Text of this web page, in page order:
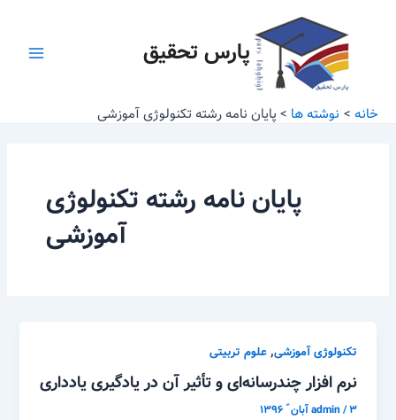
پارس تحقیق
خانه نوشته ها پایان نامه رشته تکنولوژی آموزشی
پایان نامه رشته تکنولوژی
آموزشی
تکنولوژی آموزشی,علوم تربیتی
نرم ­افزار چندرسانه‌ای و تأثیر آن در یادگیری یادداری
admin/۳ آبان ّ ۱۳۹۶